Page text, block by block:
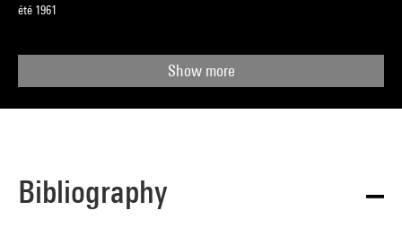
été 1961
Show more
Bibliography